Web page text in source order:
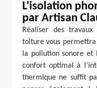
L’isolation
par Artisan
Réaliser des
toiture vous
la pollution sonore et
confort optimal à
thermique ne suffit